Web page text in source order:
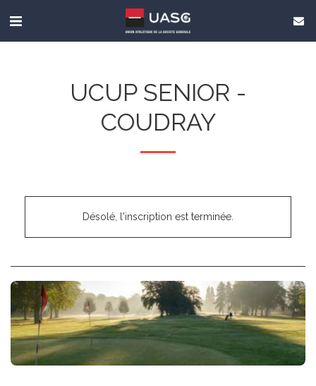
UCUP SENIOR -
COUDRAY
Désolé, l'inscription est terminée.